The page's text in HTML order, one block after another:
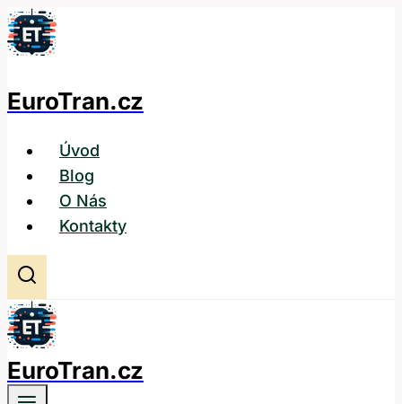
Přeskočit
na
EuroTran.cz
Úvod
Blog
O Nás
Kontakty
EuroTran.cz